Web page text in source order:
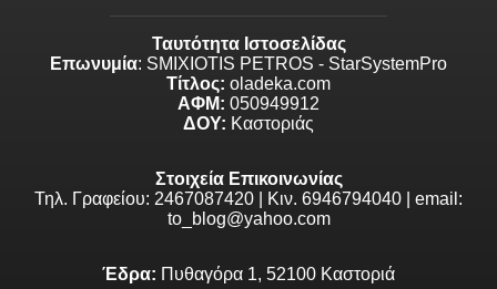
Ταυτότητα Ιστοσελίδας
Επωνυμία: SMIXIOTIS PETROS - StarSystemPro
Τίτλος: oladeka.com
ΑΦΜ: 050949912
ΔΟΥ: Καστοριάς
Στοιχεία Επικοινωνίας
Τηλ. Γραφείου: 2467087420 | Κιν. 6946794040 | email:
to_blog@yahoo.com
Έδρα: Πυθαγόρα 1, 52100 Καστοριά